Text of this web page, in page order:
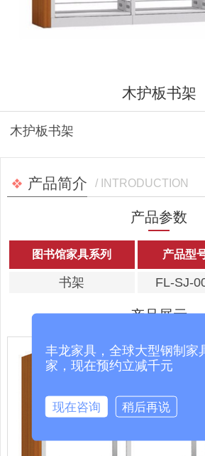
木护板书架
木护板书架
产品简介 / INTRODUCTION
产品参数
图书馆家具系列 产品型
书架 FL-SJ-
产品展示
丰龙家具，全球大型钢制家
家，现在预约立减千元
现在咨询 稍后再说